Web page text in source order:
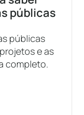
públicas
públicas
e as
completo.